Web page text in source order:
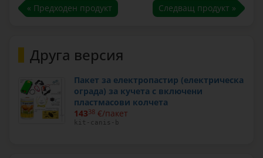
« Предходен продукт Следващ продукт »
Друга версия
Пакет за електропастир (електрическа
ограда) за кучета с включени
пластмасови колчета
14338 €/пакет
kit-canis-b